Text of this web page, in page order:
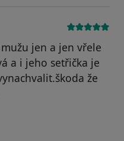
jen a jen vřele
a i jeho setřička je
že
Váš účet byl odstraněn